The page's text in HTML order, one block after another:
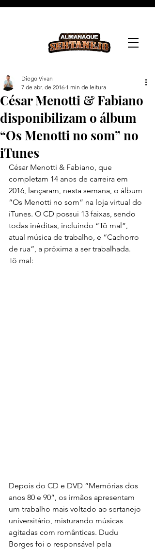
César Menotti & Fabiano
disponibilizam o álbum
“Os Menotti no som” no
iTunes
Diego Vivan
7 de abr. de 2016 1 min de leitura
César Menotti & Fabiano, que
completam 14 anos de carreira em
2016, lançaram, nesta semana, o álbum
“Os Menotti no som” na loja virtual do
iTunes. O CD possui 13 faixas, sendo
todas inéditas, incluindo “Tô mal”,
atual música de trabalho, e “Cachorro
de rua”, a próxima a ser trabalhada.
Tô mal:
Depois do CD e DVD “Memórias dos
anos 80 e 90”, os irmãos apresentam
um trabalho mais voltado ao sertanejo
universitário, misturando músicas
agitadas com românticas. Dudu
Borges foi o responsável pela